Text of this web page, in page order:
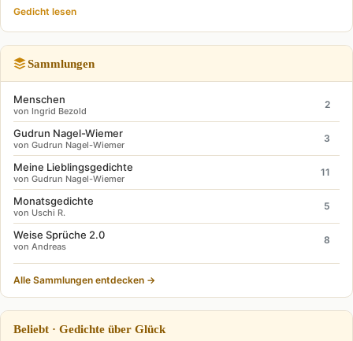
Gedicht lesen
Sammlungen
Menschen
von Ingrid Bezold
2
Gudrun Nagel-Wiemer
von Gudrun Nagel-Wiemer
3
Meine Lieblingsgedichte
von Gudrun Nagel-Wiemer
11
Monatsgedichte
von Uschi R.
5
Weise Sprüche 2.0
von Andreas
8
Alle Sammlungen entdecken →
Beliebt · Gedichte über Glück